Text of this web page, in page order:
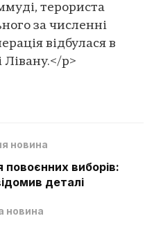
терориста
за численні
відбулася в
Лівану.</p>
новина
повоєнних виборів:
деталі
новина